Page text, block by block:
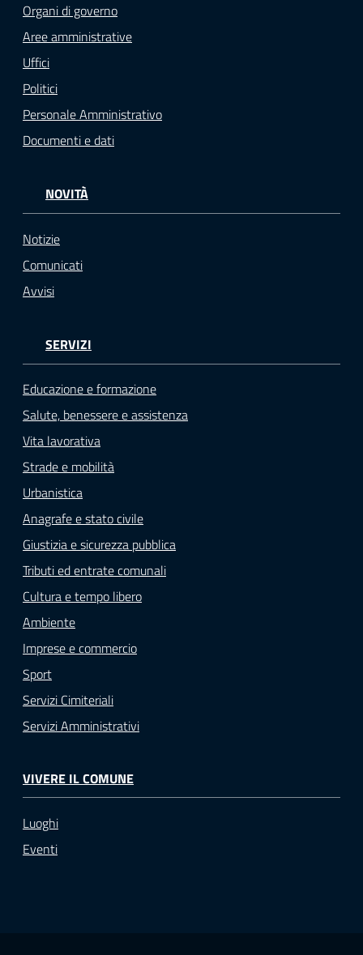
Organi di governo
Aree amministrative
Uffici
Politici
Personale Amministrativo
Documenti e dati
NOVITÀ
Notizie
Comunicati
Avvisi
SERVIZI
Educazione e formazione
Salute, benessere e assistenza
Vita lavorativa
Strade e mobilità
Urbanistica
Anagrafe e stato civile
Giustizia e sicurezza pubblica
Tributi ed entrate comunali
Cultura e tempo libero
Ambiente
Imprese e commercio
Sport
Servizi Cimiteriali
Servizi Amministrativi
VIVERE IL COMUNE
Luoghi
Eventi